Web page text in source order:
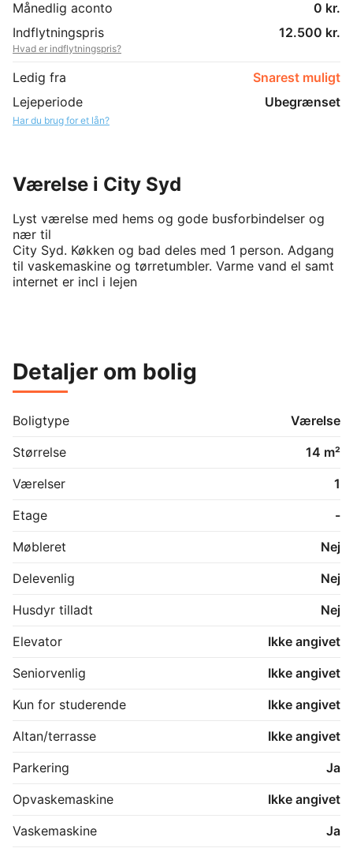
Månedlig aconto
0 kr.
Indflytningspris
12.500 kr.
Hvad er indflytningspris?
Ledig fra
Snarest muligt
Lejeperiode
Ubegrænset
Har du brug for et lån?
Værelse i City Syd
Lyst værelse med hems og gode busforbindelser og
nær til
City Syd. Køkken og bad deles med 1 person. Adgang
til vaskemaskine og tørretumbler. Varme vand el samt
internet er incl i lejen
Detaljer om bolig
Boligtype
Værelse
Størrelse
14 m²
Værelser
1
Etage
-
Møbleret
Nej
Delevenlig
Nej
Husdyr tilladt
Nej
Elevator
Ikke angivet
Seniorvenlig
Ikke angivet
Kun for studerende
Ikke angivet
Altan/terrasse
Ikke angivet
Parkering
Ja
Opvaskemaskine
Ikke angivet
Vaskemaskine
Ja